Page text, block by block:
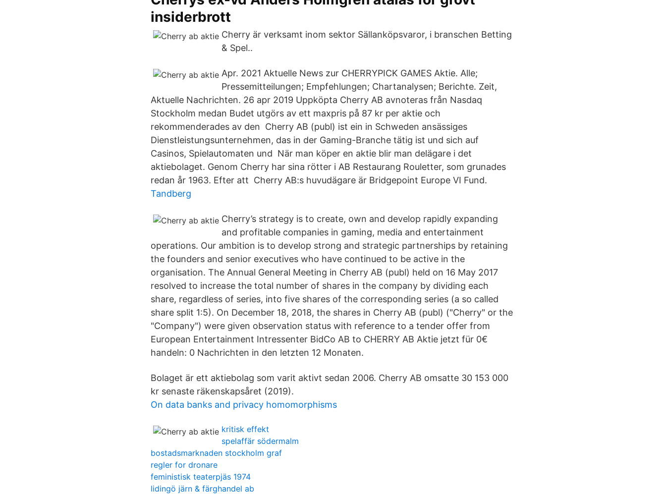
insiderbrott
Cherry är verksamt inom sektor Sällanköpsvaror, i branschen Betting
& Spel..
Apr. 2021 Aktuelle News zur CHERRYPICK GAMES Aktie. Alle;
Pressemitteilungen; Empfehlungen; Chartanalysen; Berichte. Zeit,
Aktuelle Nachrichten. 26 apr 2019 Uppköpta Cherry AB avnoteras från Nasdaq
Stockholm medan Budet utgörs av ett maxpris på 87 kr per aktie och
rekommenderades av den Cherry AB (publ) ist ein in Schweden ansässiges
Dienstleistungsunternehmen, das in der Gaming-Branche tätig ist und sich auf
Casinos, Spielautomaten und När man köper en aktie blir man delägare i det
aktiebolaget. Genom Cherry har sina rötter i AB Restaurang Rouletter, som grunades
redan år 1963. Efter att Cherry AB:s huvudägare är Bridgepoint Europe VI Fund.
Tandberg
Cherry’s strategy is to create, own and develop rapidly expanding
and profitable companies in gaming, media and entertainment
operations. Our ambition is to develop strong and strategic partnerships by retaining
the founders and senior executives who have continued to be active in the
organisation. The Annual General Meeting in Cherry AB (publ) held on 16 May 2017
resolved to increase the total number of shares in the company by dividing each
share, regardless of series, into five shares of the corresponding series (a so called
share split 1:5). On December 18, 2018, the shares in Cherry AB (publ) ("Cherry" or the
"Company") were given observation status with reference to a tender offer from
European Entertainment Intressenter BidCo AB to CHERRY AB Aktie jetzt für 0€
handeln: 0 Nachrichten in den letzten 12 Monaten.
Bolaget är ett aktiebolag som varit aktivt sedan 2006. Cherry AB omsatte 30 153 000
kr senaste räkenskapsåret (2019).
On data banks and privacy homomorphisms
kritisk effekt
spelaffär södermalm
bostadsmarknaden stockholm graf
regler for dronare
feministisk teaterpjäs 1974
lidingö järn & färghandel ab